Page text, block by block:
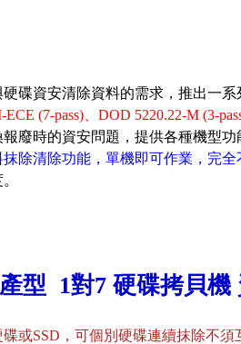
碟資安清除資料的需求，推出一
(7-pass)、DOD 5220.22-M (3-
廢時的資安問題，提供各種機型功
除清除功能，單機即可作業，完全
型 1對7 硬碟拷貝機
或SSD，可個別硬碟連續抹除不須